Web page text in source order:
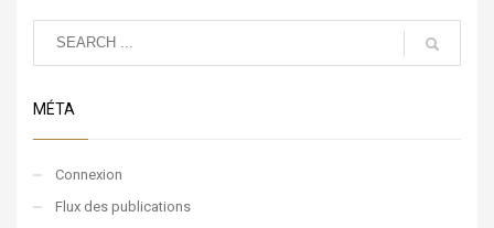
MÉTA
Connexion
Flux des publications